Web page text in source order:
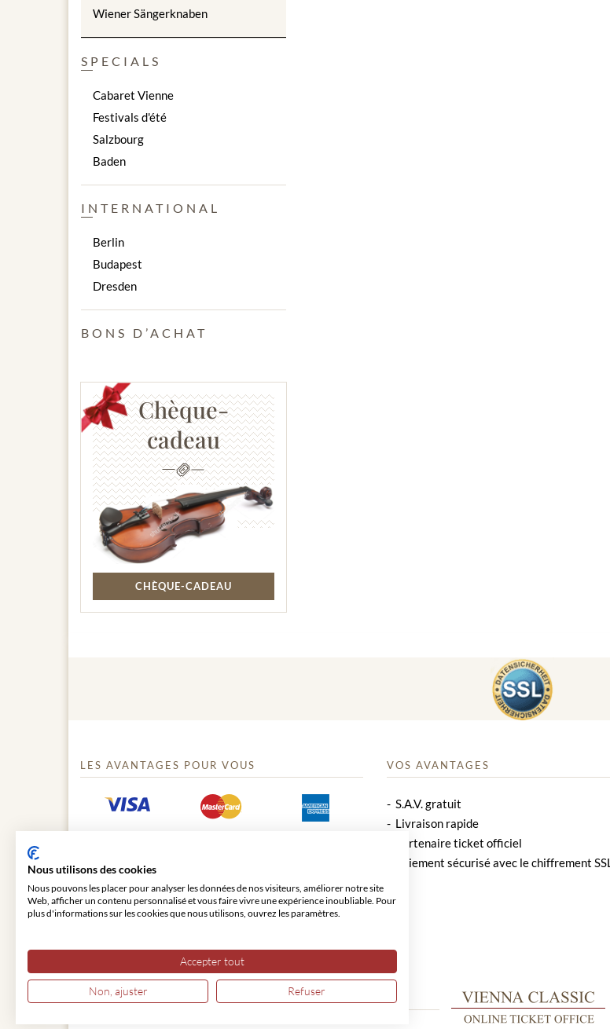
Wiener Sängerknaben
SPECIALS
Cabaret Vienne
Festivals d'été
Salzbourg
Baden
INTERNATIONAL
Berlin
Budapest
Dresden
BONS D’ACHAT
Chèque-
cadeau
CHÈQUE-CADEAU
LES AVANTAGES POUR VOUS VOS AVANTAGES
S.A.V. gratuit
Livraison rapide
Partenaire ticket officiel
Paiement sécurisé avec le chiffrement SSL
Nous utilisons des cookies
Nous pouvons les placer pour analyser les données de nos visiteurs, améliorer notre site
Web, afficher un contenu personnalisé et vous faire vivre une expérience inoubliable. Pour
plus d'informations sur les cookies que nous utilisons, ouvrez les paramètres.
Accepter tout
Non, ajuster Refuser